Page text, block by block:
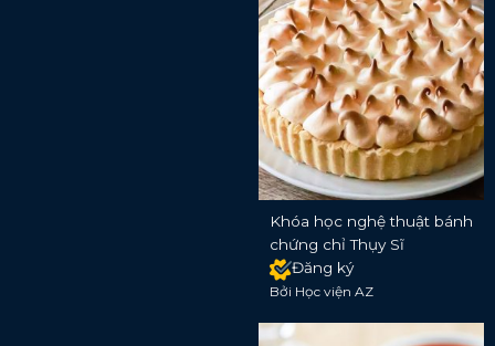
Khóa học nghệ thuật bánh
chứng chỉ Thụy Sĩ
Đăng ký
Bởi Học viện AZ